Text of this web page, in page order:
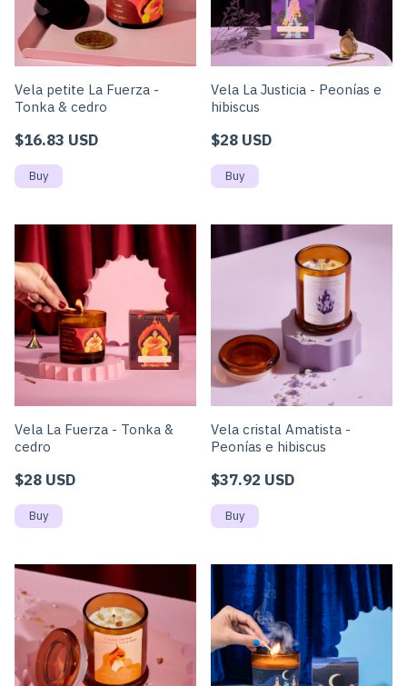
Vela petite La Fuerza -
Tonka & cedro
$16.83 USD
Vela La Justicia - Peonías e
hibiscus
$28 USD
Vela La Fuerza - Tonka &
cedro
$28 USD
Vela cristal Amatista -
Peonías e hibiscus
$37.92 USD